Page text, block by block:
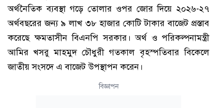
অর্থনৈতিক ব্যবস্থা গড়ে তোলার ওপর জোর দিয়ে ২০২৬-২৭
অর্থবছরের জন্য ৯ লাখ ৩৮ হাজার কোটি টাকার বাজেট প্রস্তাব
করেছে ক্ষমতাসীন বিএনপি সরকার। অর্থ ও পরিকল্পনামন্ত্রী
আমির খসরু মাহমুদ চৌধুরী গতকাল বৃহস্পতিবার বিকেলে
জাতীয় সংসদে এ বাজেট উপস্থাপন করেন।
বিজ্ঞাপন